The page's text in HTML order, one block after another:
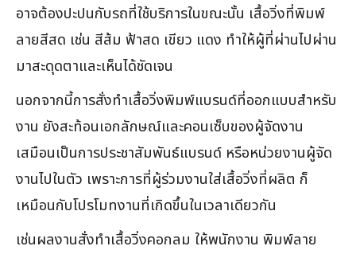
อาจต้องปะปนกับรถที่ใช้บริการในขณะนั้น เสื้อวิ่งที่พิมพ์
ลายสีสด เช่น สีส้ม ฟ้าสด เขียว แดง ทำให้ผู้ที่ผ่านไปผ่าน
มาสะดุดตาและเห็นได้ชัดเจน
นอกจากนี้การสั่งทำเสื้อวิ่งพิมพ์แบรนด์ที่ออกแบบสำหรับ
งาน ยังสะท้อนเอกลักษณ์และคอนเซ็บของผู้จัดงาน
เสมือนเป็นการประชาสัมพันธ์แบรนด์ หรือหน่วยงานผู้จัด
งานไปในตัว เพราะการที่ผู้ร่วมงานใส่เสื้อวิ่งที่ผลิต ก็
เหมือนกับโปรโมทงานที่เกิดขึ้นในเวลาเดียวกัน
เช่นผลงานสั่งทำเสื้อวิ่งคอกลม ให้พนักงาน พิมพ์ลาย